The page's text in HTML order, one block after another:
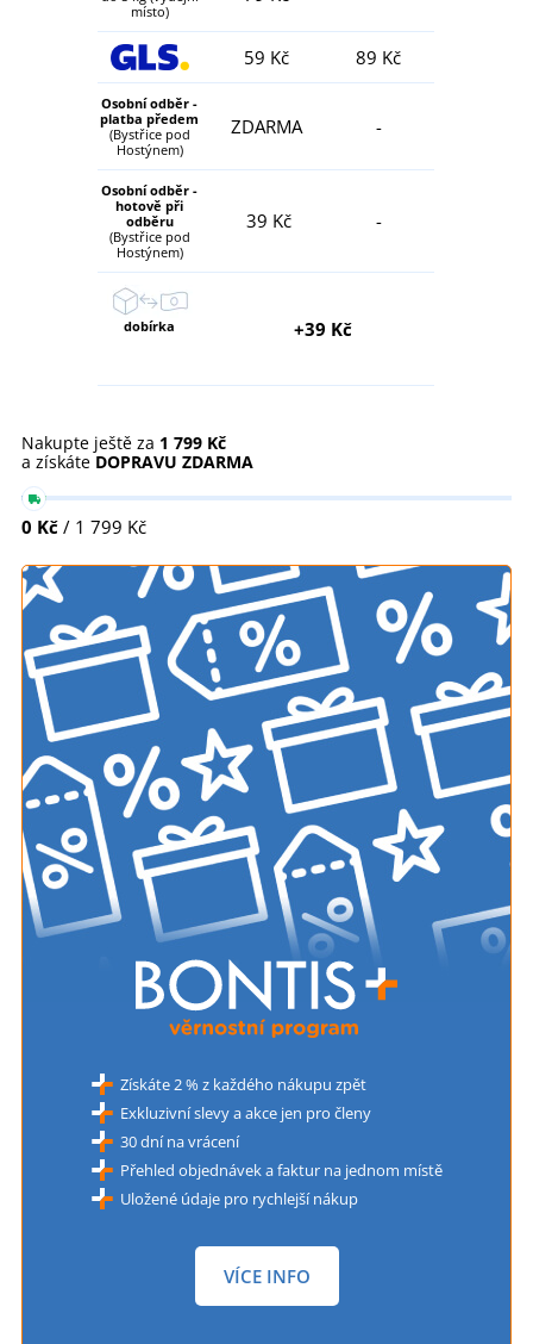
místo)
59 Kč 89 Kč
Osobní odběr -
platba předem
(Bystřice pod
Hostýnem)
ZDARMA -
Osobní odběr -
hotově při
odběru
(Bystřice pod
Hostýnem)
39 Kč -
dobírka +39 Kč
Nakupte ještě za 1 799 Kč
a získáte DOPRAVU ZDARMA
0 Kč / 1 799 Kč
Získáte 2 % z každého nákupu zpět
Exkluzivní slevy a akce jen pro členy
30 dní na vrácení
Přehled objednávek a faktur na jednom místě
Uložené údaje pro rychlejší nákup
VÍCE INFO